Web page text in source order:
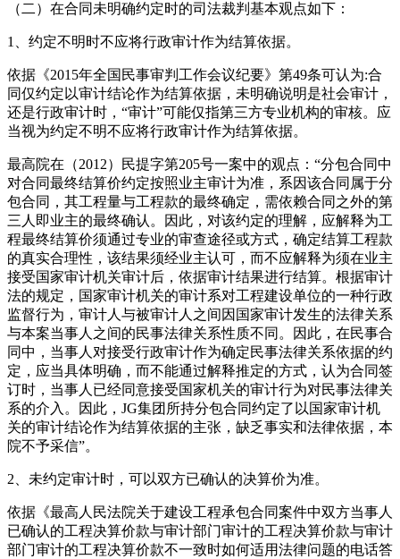
（二）在合同未明确约定时的司法裁判基本观点如下：
1、约定不明时不应将行政审计作为结算依据。
依据《2015年全国民事审判工作会议纪要》第49条可认为:合
同仅约定以审计结论作为结算依据，未明确说明是社会审计，
还是行政审计时，“审计”可能仅指第三方专业机构的审核。应
当视为约定不明不应将行政审计作为结算依据。
最高院在（2012）民提字第205号一案中的观点：“分包合同中
对合同最终结算价约定按照业主审计为准，系因该合同属于分
包合同，其工程量与工程款的最终确定，需依赖合同之外的第
三人即业主的最终确认。因此，对该约定的理解，应解释为工
程最终结算价须通过专业的审查途径或方式，确定结算工程款
的真实合理性，该结果须经业主认可，而不应解释为须在业主
接受国家审计机关审计后，依据审计结果进行结算。根据审计
法的规定，国家审计机关的审计系对工程建设单位的一种行政
监督行为，审计人与被审计人之间因国家审计发生的法律关系
与本案当事人之间的民事法律关系性质不同。因此，在民事合
同中，当事人对接受行政审计作为确定民事法律关系依据的约
定，应当具体明确，而不能通过解释推定的方式，认为合同签
订时，当事人已经同意接受国家机关的审计行为对民事法律关
系的介入。因此，JG集团所持分包合同约定了以国家审计机
关的审计结论作为结算依据的主张，缺乏事实和法律依据，本
院不予采信”。
2、未约定审计时，可以双方已确认的决算价为准。
依据《最高人民法院关于建设工程承包合同案件中双方当事人
已确认的工程决算价款与审计部门审计的工程决算价款与审计
部门审计的工程决算价款不一致时如何适用法律问题的电话答